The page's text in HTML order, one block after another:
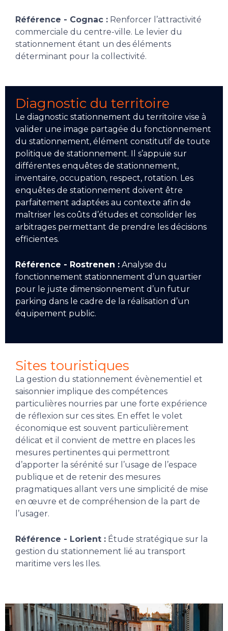
Référence - Cognac : Renforcer l’attractivité
commerciale du centre-ville. Le levier du
stationnement étant un des éléments
déterminant pour la collectivité.
Diagnostic du territoire
Le diagnostic stationnement du territoire vise à
valider une image partagée du fonctionnement
du stationnement, élément constitutif de toute
politique de stationnement. Il s’appuie sur
différentes enquêtes de stationnement,
inventaire, occupation, respect, rotation. Les
enquêtes de stationnement doivent être
parfaitement adaptées au contexte afin de
maîtriser les coûts d’études et consolider les
arbitrages permettant de prendre les décisions
efficientes.
Référence - Rostrenen : Analyse du
fonctionnement stationnement d’un quartier
pour le juste dimensionnement d’un futur
parking dans le cadre de la réalisation d’un
équipement public.
Sites touristiques
La gestion du stationnement évènementiel et
saisonnier implique des compétences
particulières nourries par une forte expérience
de réflexion sur ces sites. En effet le volet
économique est souvent particulièrement
délicat et il convient de mettre en places les
mesures pertinentes qui permettront
d’apporter la sérénité sur l’usage de l’espace
publique et de retenir des mesures
pragmatiques allant vers une simplicité de mise
en œuvre et de compréhension de la part de
l’usager.
Référence - Lorient : Étude stratégique sur la
gestion du stationnement lié au transport
maritime vers les Iles.